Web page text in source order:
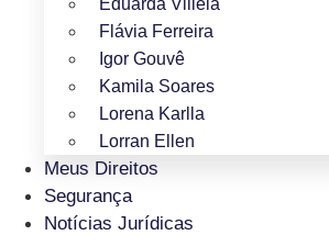
Eduarda Villela
Flávia Ferreira
Igor Gouvê
Kamila Soares
Lorena Karlla
Lorran Ellen
Meus Direitos
Segurança
Notícias Jurídicas